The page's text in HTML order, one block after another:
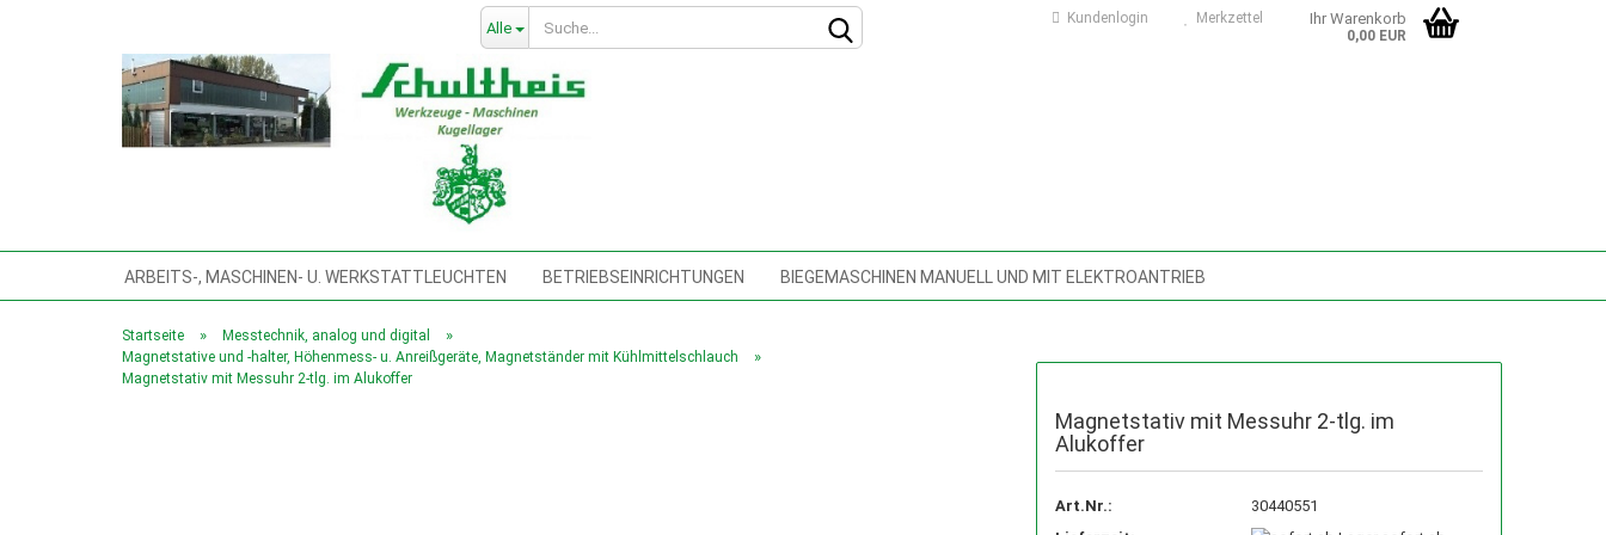
Kundenlogin Merkzettel
Alle
Ihr Warenkorb
0,00 EUR
ARBEITS-, MASCHINEN- U. WERKSTATTLEUCHTEN BETRIEBSEINRICHTUNGEN BIEGEMASCHINEN MANUELL UND MIT ELEKTROANTRIEB
BLECHSCHEREN, TAFELBLECHSCHEREN,
GEWINDESCHNEIDMASCHINE HANDWERKZEUG
KÜHLMITTELPUMPEN, KÜHLMITTELSCHLÄUCHE MIT MAGNETFUSS, SCHNEID- U. SCHMIERMITTEL
MESSTECHNIK, ANALOG UND DIGITAL NASS-/TROCKENSAUGER
Startseite » Messtechnik, analog und digital »
Magnetstative und -halter, Höhenmess- u. Anreißgeräte, Magnetständer mit Kühlmittelschlauch »
Magnetstativ mit Messuhr 2-tlg. im Alukoffer
Magnetstativ mit Messuhr 2-tlg. im
Alukoffer
Art.Nr.:
30440551